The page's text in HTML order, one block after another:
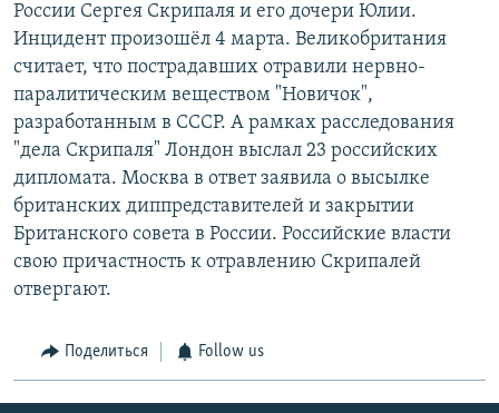
России Сергея Скрипаля и его дочери Юлии.
Инцидент произошёл 4 марта. Великобритания
считает, что пострадавших отравили нервно-
паралитическим веществом "Новичок",
разработанным в СССР. А рамках расследования
"дела Скрипаля" Лондон выслал 23 российских
дипломата. Москва в ответ заявила о высылке
британских диппредставителей и закрытии
Британского совета в России. Российские власти
свою причастность к отравлению Скрипалей
отвергают.
Поделиться Follow us